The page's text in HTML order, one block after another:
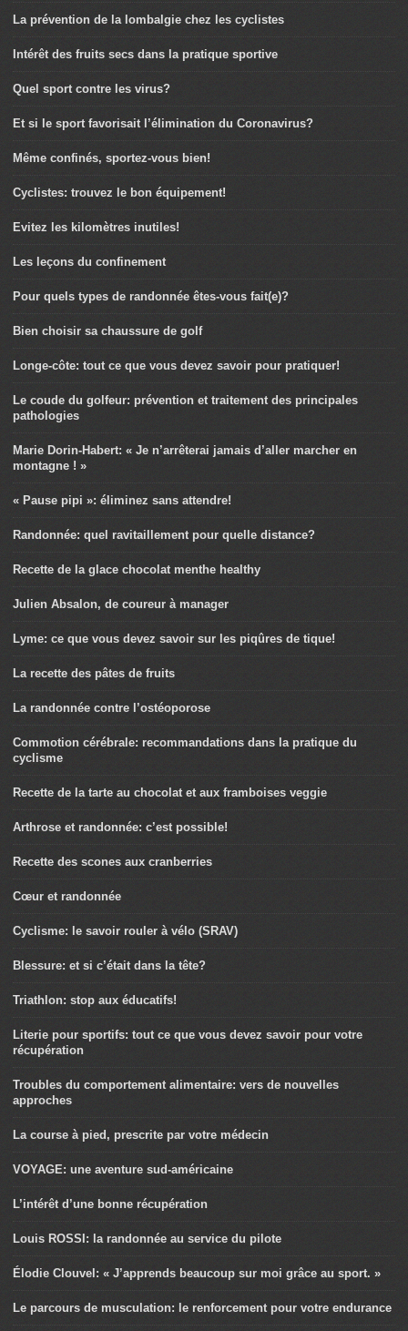
La prévention de la lombalgie chez les cyclistes
Intérêt des fruits secs dans la pratique sportive
Quel sport contre les virus?
Et si le sport favorisait l’élimination du Coronavirus?
Même confinés, sportez-vous bien!
Cyclistes: trouvez le bon équipement!
Evitez les kilomètres inutiles!
Les leçons du confinement
Pour quels types de randonnée êtes-vous fait(e)?
Bien choisir sa chaussure de golf
Longe-côte: tout ce que vous devez savoir pour pratiquer!
Le coude du golfeur: prévention et traitement des principales
pathologies
Marie Dorin-Habert: « Je n’arrêterai jamais d’aller marcher en
montagne ! »
« Pause pipi »: éliminez sans attendre!
Randonnée: quel ravitaillement pour quelle distance?
Recette de la glace chocolat menthe healthy
Julien Absalon, de coureur à manager
Lyme: ce que vous devez savoir sur les piqûres de tique!
La recette des pâtes de fruits
La randonnée contre l’ostéoporose
Commotion cérébrale: recommandations dans la pratique du
cyclisme
Recette de la tarte au chocolat et aux framboises veggie
Arthrose et randonnée: c’est possible!
Recette des scones aux cranberries
Cœur et randonnée
Cyclisme: le savoir rouler à vélo (SRAV)
Blessure: et si c’était dans la tête?
Triathlon: stop aux éducatifs!
Literie pour sportifs: tout ce que vous devez savoir pour votre
récupération
Troubles du comportement alimentaire: vers de nouvelles
approches
La course à pied, prescrite par votre médecin
VOYAGE: une aventure sud-américaine
L’intérêt d’une bonne récupération
Louis ROSSI: la randonnée au service du pilote
Élodie Clouvel: « J’apprends beaucoup sur moi grâce au sport. »
Le parcours de musculation: le renforcement pour votre endurance